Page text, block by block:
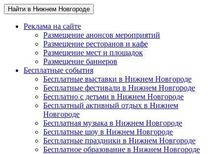
Найти в Нижнем Новгороде
Реклама на сайте
Размещение анонсов мероприятий
Размещение ресторанов и кафе
Размещение мест и площадок
Размещение баннеров
Бесплатные события
Бесплатные выставки в Нижнем Новгороде
Бесплатные фестивали в Нижнем Новгороде
Бесплатно с детьми в Нижнем Новгороде
Бесплатный активный отдых в Нижнем
Новгороде
Бесплатная музыка в Нижнем Новгороде
Бесплатные шоу в Нижнем Новгороде
Бесплатные праздники в Нижнем Новгороде
Бесплатное образование в Нижнем Новгороде